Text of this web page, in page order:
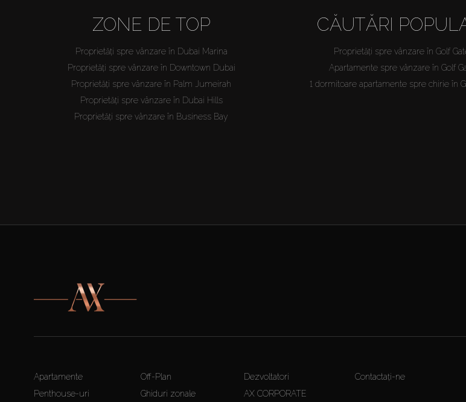
ZONE DE TOP
Proprietăți spre vânzare în Dubai Marina
Proprietăți spre vânzare în Downtown Dubai
Proprietăți spre vânzare în Palm Jumeirah
Proprietăți spre vânzare în Dubai Hills
Proprietăți spre vânzare în Business Bay
CĂUTĂRI
Proprietăți spre vânzare în Golf
Apartamente spre vânzare în Golf
1 dormitoare apartamente spre chirie în
Apartamente
Penthouse-uri
Off-Plan
Ghiduri zonale
Dezvoltatori
AX CORPORATE
Contactați-ne